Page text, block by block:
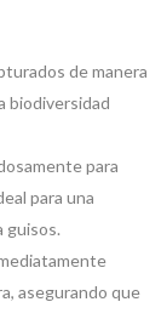
de manera
biodiversidad
para
para una
guisos.
asegurando que